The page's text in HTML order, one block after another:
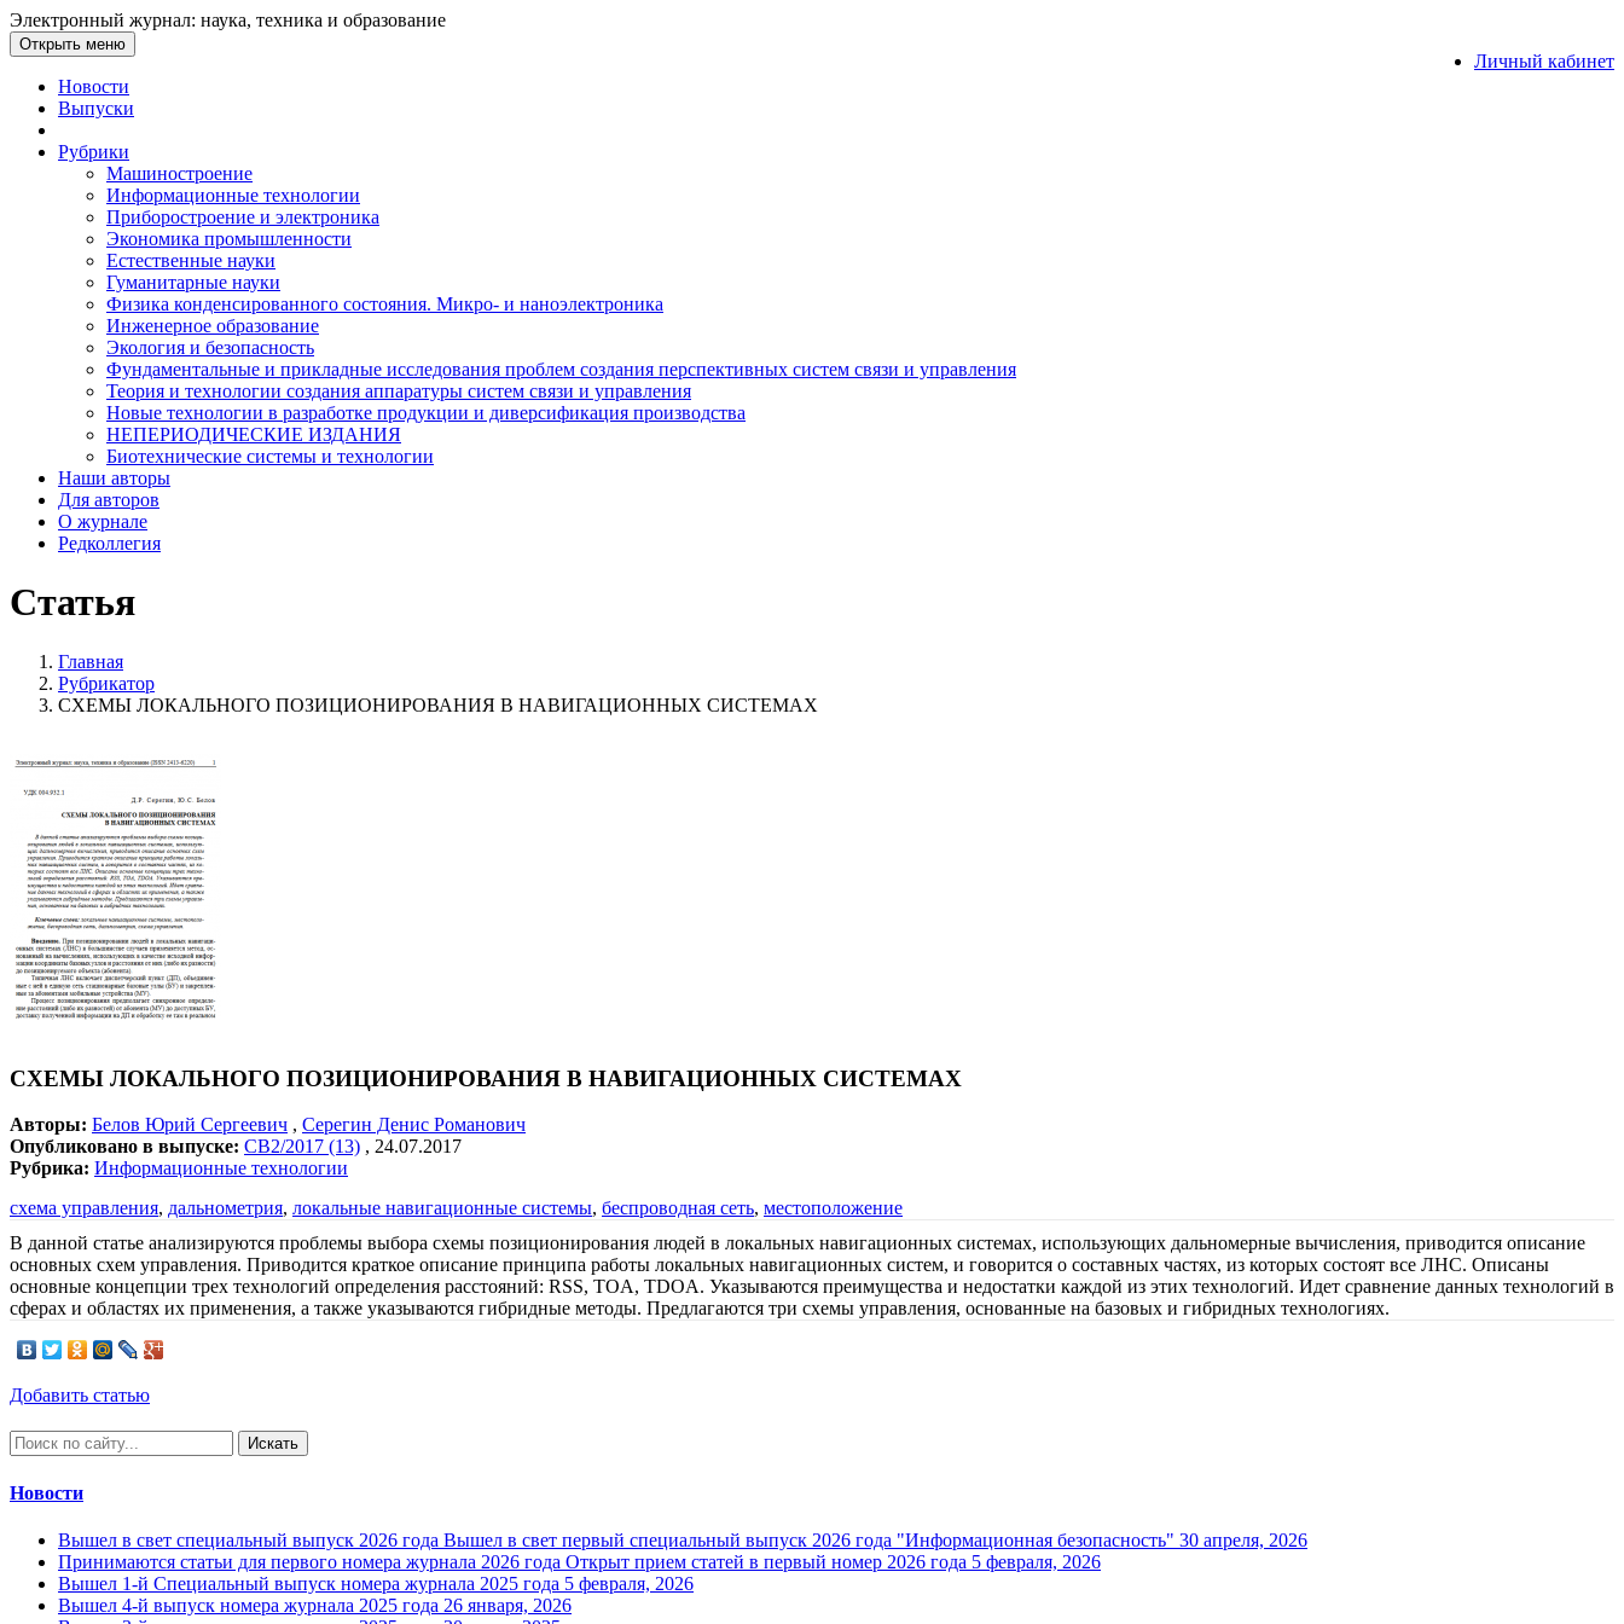
Электронный журнал: наука, техника и образование
Личный кабинет
Открыть меню
Новости
Выпуски
Рубрики
Машиностроение
Информационные технологии
Приборостроение и электроника
Экономика промышленности
Естественные науки
Гуманитарные науки
Физика конденсированного состояния. Микро- и наноэлектроника
Инженерное образование
Экология и безопасность
Фундаментальные и прикладные исследования проблем создания перспективных систем связи и управления
Теория и технологии создания аппаратуры систем связи и управления
Новые технологии в разработке продукции и диверсификация производства
НЕПЕРИОДИЧЕСКИЕ ИЗДАНИЯ
Биотехнические системы и технологии
Наши авторы
Для авторов
О журнале
Редколлегия
Статья
Главная
Рубрикатор
СХЕМЫ ЛОКАЛЬНОГО ПОЗИЦИОНИРОВАНИЯ В НАВИГАЦИОННЫХ СИСТЕМАХ
СХЕМЫ ЛОКАЛЬНОГО ПОЗИЦИОНИРОВАНИЯ В НАВИГАЦИОННЫХ СИСТЕМАХ
Авторы: Белов Юрий Сергеевич , Серегин Денис Романович
Опубликовано в выпуске: СВ2/2017 (13) , 24.07.2017
Рубрика: Информационные технологии
схема управления, дальнометрия, локальные навигационные системы, беспроводная сеть, местоположение
В данной статье анализируются проблемы выбора схемы позиционирования людей в локальных навигационных системах, использующих дальномерные вычисления, приводится описание
основных схем управления. Приводится краткое описание принципа работы локальных навигационных систем, и говорится о составных частях, из которых состоят все ЛНС. Описаны
основные концепции трех технологий определения расстояний: RSS, TOA, TDOA. Указываются преимущества и недостатки каждой из этих технологий. Идет сравнение данных технологий в
сферах и областях их применения, а также указываются гибридные методы. Предлагаются три схемы управления, основанные на базовых и гибридных технологиях.
Добавить статью
Искать
Новости
Вышел в свет специальный выпуск 2026 года Вышел в свет первый специальный выпуск 2026 года "Информационная безопасность" 30 апреля, 2026
Принимаются статьи для первого номера журнала 2026 года Открыт прием статей в первый номер 2026 года 5 февраля, 2026
Вышел 1-й Специальный выпуск номера журнала 2025 года 5 февраля, 2026
Вышел 4-й выпуск номера журнала 2025 года 26 января, 2026